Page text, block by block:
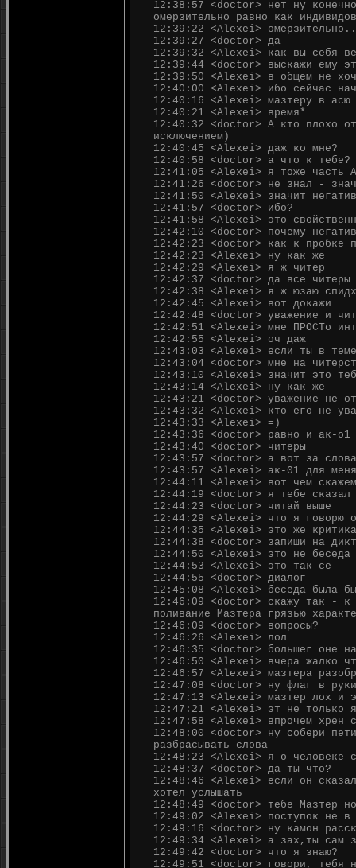
12:38:57 <doctor> нет ну
омерзительно равно как
12:39:22 <Alexei>
12:39:27 <doctor> да
12:39:32 <Alexei> как вы себя
12:39:44 <doctor> выскажи ему
12:39:50 <Alexei> в общем не
12:40:00 <Alexei> ибо сейчас
12:40:16 <Alexei> мазтеру в асю
12:40:21 <Alexei> время*
12:40:32 <doctor> А кто плохо
исключением)
12:40:45 <Alexei> даж ко мне?
12:40:58 <doctor> а что к тебе?
12:41:05 <Alexei> я тоже часть
12:41:26 <doctor> не знал -
12:41:50 <Alexei> значит негатив
12:41:57 <doctor> ибо?
12:41:58 <Alexei> это
12:42:10 <doctor> почему
12:42:23 <doctor> как к пробке
12:42:23 <Alexei> ну как же
12:42:29 <Alexei> я ж читер
12:42:37 <doctor> да все читеры
12:42:38 <Alexei> я ж юзаю
12:42:45 <Alexei> вот докажи
12:42:48 <doctor> уважение и
12:42:51 <Alexei> мне ПРОСТо
12:42:55 <Alexei> оч даж
12:43:03 <Alexei> если ты в
12:43:04 <doctor> мне на
12:43:10 <Alexei> значит это
12:43:14 <Alexei> ну как же
12:43:21 <doctor> уважение не
12:43:32 <Alexei> кто его не
12:43:33 <Alexei> =)
12:43:36 <doctor> равно и ак-о1
12:43:40 <doctor> читеры
12:43:57 <doctor> а вот за
12:43:57 <Alexei> ак-01 для
12:44:11 <Alexei> вот чем
12:44:19 <doctor> я тебе сказал
12:44:23 <doctor> читай выше
12:44:29 <Alexei> что я говорю
12:44:35 <Alexei> это же критика
12:44:38 <doctor> запиши на
12:44:50 <Alexei> это не беседа
12:44:53 <Alexei> это так се
12:44:55 <doctor> диалог
12:45:08 <Alexei> беседа была
12:46:09 <doctor> скажу так - к
поливание Мазтера грязью
12:46:09 <doctor> вопросы?
12:46:26 <Alexei> лол
12:46:35 <doctor> большег оне
12:46:50 <Alexei> вчера жалко
12:46:57 <Alexei> мазтера
12:47:08 <doctor> ну флаг в руки
12:47:13 <Alexei> мазтер лох и
12:47:21 <Alexei> эт не только
12:47:58 <Alexei> впрочем хрен
12:48:00 <doctor> ну собери
разбрасывать слова
12:48:23 <Alexei> я о человеке
12:48:37 <doctor> да ты что?
12:48:46 <Alexei> если он
хотел услышать
12:48:49 <doctor> тебе Мазтер
12:49:02 <Alexei> поступок не в
12:49:16 <doctor> ну камон
12:49:34 <Alexei> а зах,ты сам
12:49:42 <doctor> что я знаю?
12:49:51 <doctor> говори, тебя